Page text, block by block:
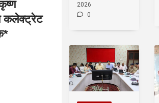
कलेक्ट्रेट
2026
0